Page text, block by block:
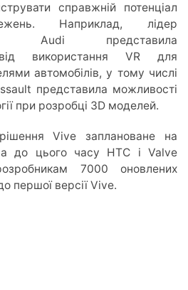
справжній потенціал
Наприклад, лідер
Audi представила
використання VR для
автомобілів, у тому числі
представила можливості
при розробці 3D моделей.
Vive заплановане на
а до цього часу HTC і Valve
7000 оновлених
першої версії Vive.